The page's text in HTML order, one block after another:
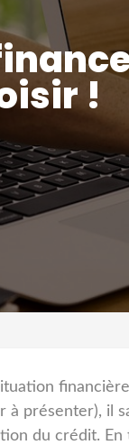
!
à présenter), il
du crédit. En